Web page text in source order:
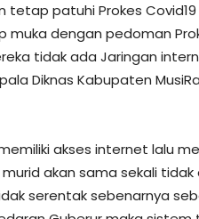
patuhi Prokes Covid19
dengan pedoman
tidak ada Jaringan
Diknas Kabupaten
akses internet lalu
akan sama sekali
serentak sebenarnya